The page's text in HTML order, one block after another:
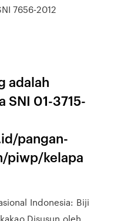
7656-2012
adalah
SNI 01-3715-
pangan-
piwp/kelapa
Indonesia: Biji
Disusun oleh